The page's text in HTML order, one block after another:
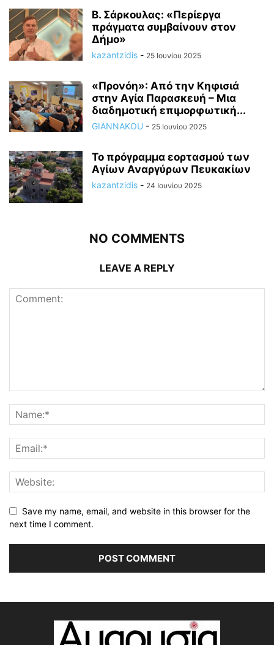
Β. Σάρκουλας: «Περίεργα
πράγματα συμβαίνουν στον
Δήμο»
kazantzidis - 25 Ιουνίου 2025
«Προνόη»: Από την Κηφισιά
στην Αγία Παρασκευή – Μια
διαδημοτική επιμορφωτική...
GIANNAKOU - 25 Ιουνίου 2025
To πρόγραμμα εορτασμού των
Αγίων Αναργύρων Πευκακίων
kazantzidis - 24 Ιουνίου 2025
NO COMMENTS
LEAVE A REPLY
Save my name, email, and website in this browser for the
next time I comment.